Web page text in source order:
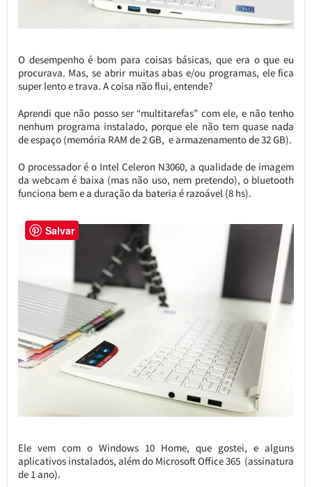
O desempenho é bom para coisas básicas, que era o que eu
procurava. Mas, se abrir muitas abas e/ou programas, ele fica
super lento e trava. A coisa não flui, entende?
Aprendi que não posso ser “multitarefas” com ele, e não tenho
nenhum programa instalado, porque ele não tem quase nada
de espaço (memória RAM de 2 GB, e armazenamento de 32 GB).
O processador é o Intel Celeron N3060, a qualidade de imagem
da webcam é baixa (mas não uso, nem pretendo), o bluetooth
funciona bem e a duração da bateria é razoável (8 hs).
Ele vem com o Windows 10 Home, que gostei, e alguns
aplicativos instalados, além do Microsoft Office 365 (assinatura
de 1 ano).
Salvar